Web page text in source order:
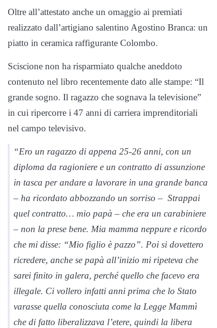
Oltre all’attestato anche un omaggio ai premiati
realizzato dall’artigiano salentino Agostino Branca: un
piatto in ceramica raffigurante Colombo.
Sciscione non ha risparmiato qualche aneddoto
contenuto nel libro recentemente dato alle stampe: “Il
grande sogno. Il ragazzo che sognava la televisione”
in cui ripercorre i 47 anni di carriera imprenditoriali
nel campo televisivo.
“Ero un ragazzo di appena 25-26 anni, con un
diploma da ragioniere e un contratto di assunzione
in tasca per andare a lavorare in una grande banca
– ha ricordato abbozzando un sorriso – Strappai
quel contratto… mio papà – che era un carabiniere
– non la prese bene. Mia mamma neppure e ricordo
che mi disse: “Mio figlio è pazzo”. Poi si dovettero
ricredere, anche se papà all’inizio mi ripeteva che
sarei finito in galera, perché quello che facevo era
illegale. Ci vollero infatti anni prima che lo Stato
varasse quella conosciuta come la Legge Mammì
che di fatto liberalizzava l’etere, quindi la libera